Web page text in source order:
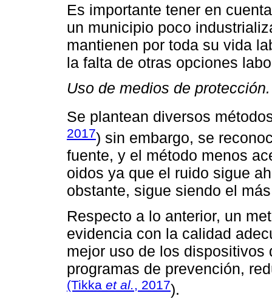
Es importante tener en
un municipio poco
mantienen por toda su vida
la falta de otras opciones
Uso de medios de protección.
Se plantean diversos
2017) sin embargo, se
fuente, y el método menos
oidos ya que el ruido sigue
obstante, sigue siendo el
Respecto a lo anterior, un
evidencia con la calidad
mejor uso de los
programas de prevención,
(Tikka et al., 2017).